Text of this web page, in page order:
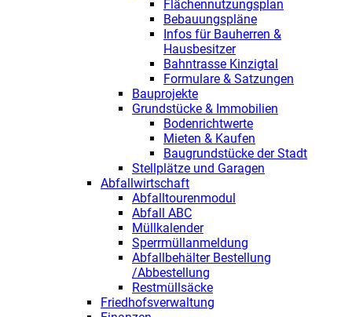
Flächennutzungsplan
Bebauungspläne
Infos für Bauherren &
Hausbesitzer
Bahntrasse Kinzigtal
Formulare & Satzungen
Bauprojekte
Grundstücke & Immobilien
Bodenrichtwerte
Mieten & Kaufen
Baugrundstücke der Stadt
Stellplätze und Garagen
Abfallwirtschaft
Abfalltourenmodul
Abfall ABC
Müllkalender
Sperrmüllanmeldung
Abfallbehälter Bestellung
/Abbestellung
Restmüllsäcke
Friedhofsverwaltung